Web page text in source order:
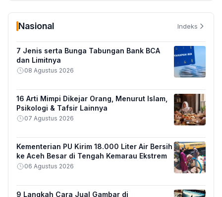
Nasional Indeks
7 Jenis serta Bunga Tabungan Bank BCA
dan Limitnya
08 Agustus 2026
16 Arti Mimpi Dikejar Orang, Menurut Islam,
Psikologi & Tafsir Lainnya
07 Agustus 2026
Kementerian PU Kirim 18.000 Liter Air Bersih
ke Aceh Besar di Tengah Kemarau Ekstrem
06 Agustus 2026
9 Langkah Cara Jual Gambar di